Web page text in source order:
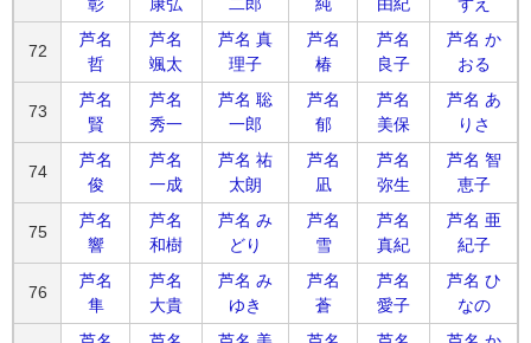
72
芦名
哲
芦名
颯太
芦名 真
理子
芦名
椿
芦名
良子
芦名 か
おる
73
芦名
賢
芦名
秀一
芦名 聡
一郎
芦名
郁
芦名
美保
芦名 あ
りさ
74
芦名
俊
芦名
一成
芦名 祐
太朗
芦名
凪
芦名
弥生
芦名 智
恵子
75
芦名
響
芦名
和樹
芦名 み
どり
芦名
雪
芦名
真紀
芦名 亜
紀子
76
芦名
隼
芦名
大貴
芦名 み
ゆき
芦名
蒼
芦名
愛子
芦名 ひ
なの